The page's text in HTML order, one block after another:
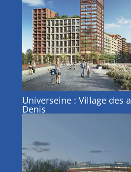
Universeine : Village des
Denis